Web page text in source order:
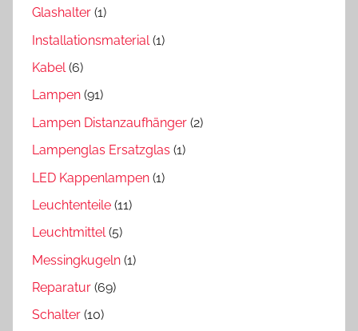
Glashalter (1)
Installationsmaterial (1)
Kabel(6)
Lampen (91)
Lampen Distanzaufhänger (2)
Lampenglas Ersatzglas (1)
LED Kappenlampen (1)
Leuchtenteile (11)
Leuchtmittel(5)
Messingkugeln (1)
Reparatur (69)
Schalter (10)